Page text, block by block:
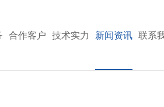
合作客户 技术实力 新闻资讯 联系